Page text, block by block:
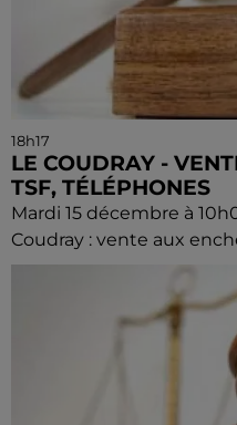
18h17
LE COUDRAY -
TSF, TÉLÉPHONES
Mardi 15 décembre à
Coudray : vente aux